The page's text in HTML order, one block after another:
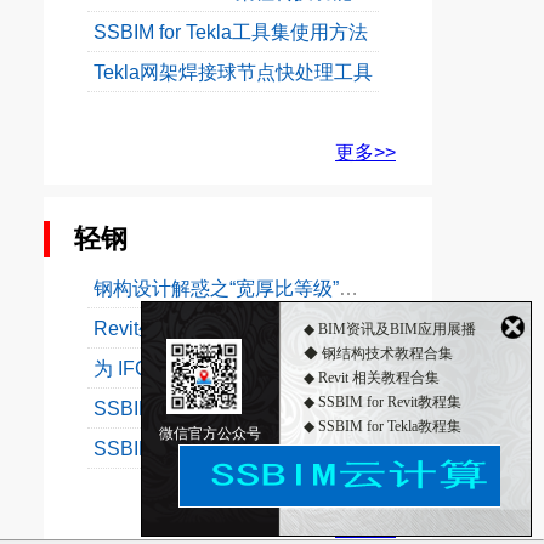
SSBIM for Tekla工具集使用方法
Tekla网架焊接球节点快处理工具
更多>>
轻钢
钢构设计解惑之“宽厚比等级”（一）
Revit坐标及定位解惑之三：命名位置
为 IFC 输出和参考模型输入定义工程基点
SSBIM for Revit 梁柱转换功能使用教程
SSBIM for Tekla工具集使用方法
更多>>
微信官方公众号
◆ BIM资讯及BIM应用展播
◆ 钢结构技术教程合集
◆ Revit 相关教程合集
◆ SSBIM for Revit教程集
◆ SSBIM for Tekla教程集
◆ 2018年12月3日钢构主材价格行情